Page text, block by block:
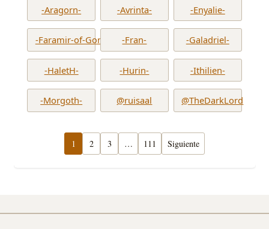
-Aragorn- -Avrinta- -Enyalie-
-Faramir-of-Gondor- -Fran- -Galadriel-
-HaletH- -Hurin- -Ithilien-
-Morgoth- @ruisaal @TheDarkLord
1 2 3 … 111 Siguiente